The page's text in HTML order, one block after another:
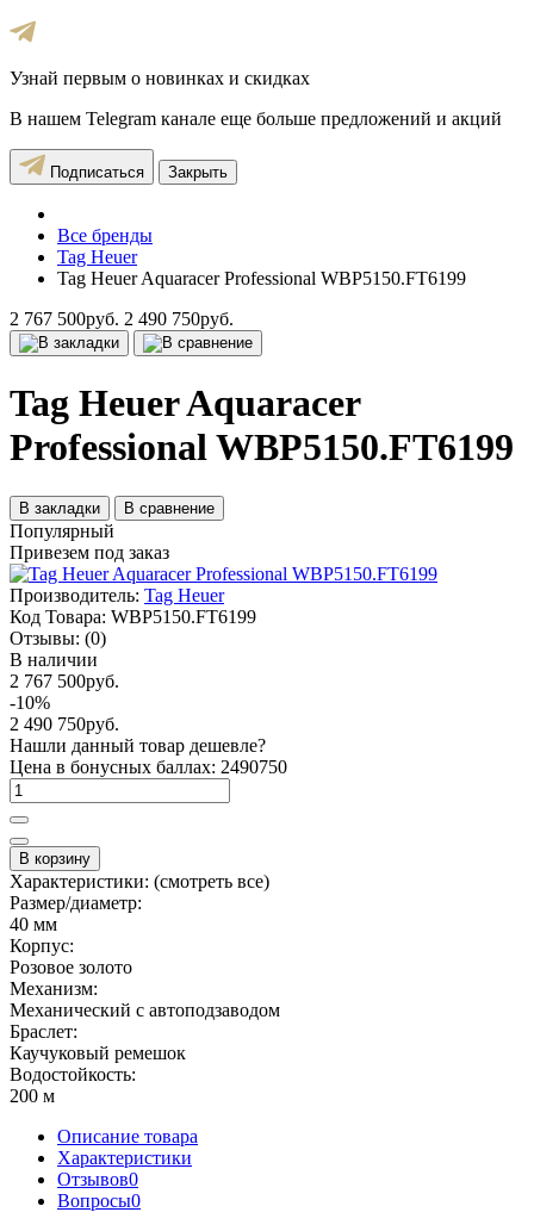
Узнай первым о новинках и скидках
В нашем Telegram канале еще больше предложений и акций
Подписаться Закрыть
Все бренды
Tag Heuer
Tag Heuer Aquaracer Professional WBP5150.FT6199
2 767 500руб. 2 490 750руб.
Tag Heuer Aquaracer
Professional WBP5150.FT6199
В закладки В сравнение
Популярный
Привезем под заказ
Производитель: Tag Heuer
Код Товара: WBP5150.FT6199
Отзывы: (0)
В наличии
2 767 500руб.
-10%
2 490 750руб.
Нашли данный товар дешевле?
Цена в бонусных баллах: 2490750
В корзину
Характеристики: (смотреть все)
Размер/диаметр:
40 мм
Корпус:
Розовое золото
Механизм:
Механический с автоподзаводом
Браслет:
Каучуковый ремешок
Водостойкость:
200 м
Описание товара
Характеристики
Отзывов0
Вопросы0